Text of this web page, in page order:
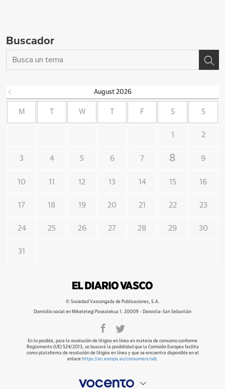
Buscador
August 2026
M W F S S
1 2
3 4 5 6 7 8 9
10 11 12 13 14 15 16
17 18 19 20 21 22 23
24 25 26 27 28 29 30
31
© Sociedad Vascongada de Publicaciones, S.A.
Domicilio social en Mikeletegi Pasealekua 1. 20009 - Donostia-San Sebastián
En lo posible, para la resolución de litigios en línea en materia de consumo conforme
Reglamento (UE) 524/2013, se buscará la posibilidad que la Comisión Europea facilita
como plataforma de resolución de litigios en línea y que se encuentra disponible en el
enlace https://ec.europa.eu/consumers/odr.